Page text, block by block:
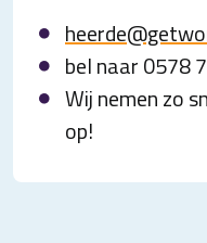
bel naar 0578
Wij nemen zo
op!